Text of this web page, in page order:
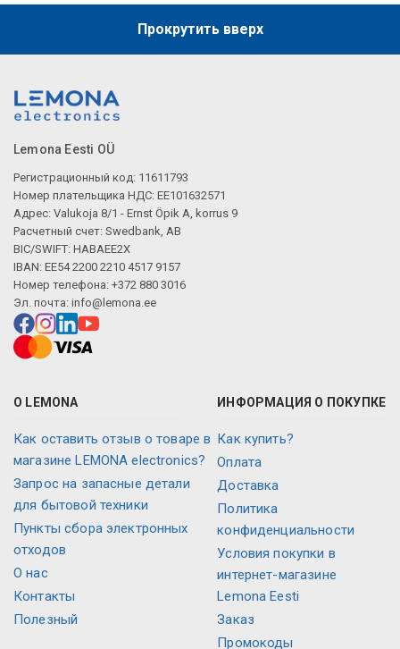
Прокрутить вверх
Lemona Eesti OÜ
Регистрационный код: 11611793
Номер плательщика НДС: EE101632571
Адрес: Valukoja 8/1 - Ernst Öpik A, korrus 9
Расчетный счет: Swedbank, AB
BIC/SWIFT: HABAEE2X
IBAN: EE54 2200 2210 4517 9157
Номер телефона: +372 880 3016
Эл. почта: info@lemona.ee
О LEMONA
Как оставить отзыв о товаре в
магазине LEMONA electronics?
Запрос на запасные детали
для бытовой техники
Пункты сбора электронных
отходов
О нас
Контакты
Полезный
ИНФОРМАЦИЯ О ПОКУПКЕ
Как купить?
Оплата
Доставка
Политика
конфиденциальности
Условия покупки в
интернет-магазине
Lemona Eesti
Заказ
Промокоды